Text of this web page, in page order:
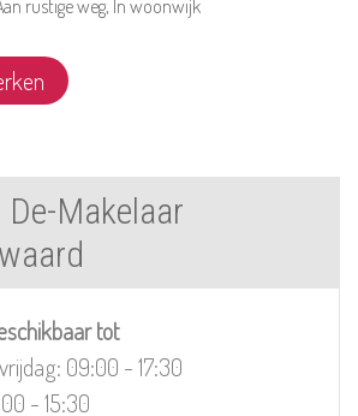
rustige weg, In woonwijk
De-Makelaar
tot
09:00 - 17:30
- 15:30